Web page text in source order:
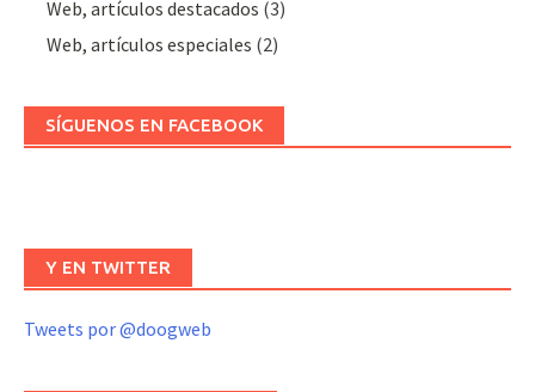
Web, artículos destacados (3)
Web, artículos especiales (2)
SÍGUENOS EN FACEBOOK
Y EN TWITTER
Tweets por @doogweb